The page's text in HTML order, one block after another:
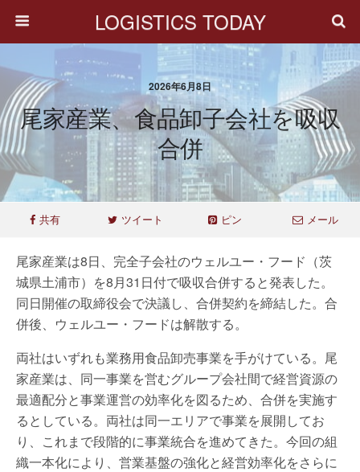
LOGISTICS TODAY
2026年6月8日
尾家産業、食品卸子会社を吸収
合併
共有 ツイート ピン メール
尾家産業は8日、完全子会社のウェルユー・フード（茨
城県土浦市）を8月31日付で吸収合併すると発表した。
同日開催の取締役会で決議し、合併契約を締結した。合
併後、ウェルユー・フードは解散する。
両社はいずれも業務用食品卸売事業を手がけている。尾
家産業は、同一事業を営むグループ会社間で経営資源の
最適配分と事業運営の効率化を図るため、合併を実施す
るとしている。両社は同一エリアで事業を展開してお
り、これまで段階的に事業統合を進めてきた。今回の組
織一本化により、営業基盤の強化と経営効率化をさらに